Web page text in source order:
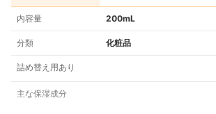
内容量 200mL
分類 化粧品
詰め替え用あり
主な保湿成分